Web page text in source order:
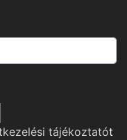
tájékoztatót